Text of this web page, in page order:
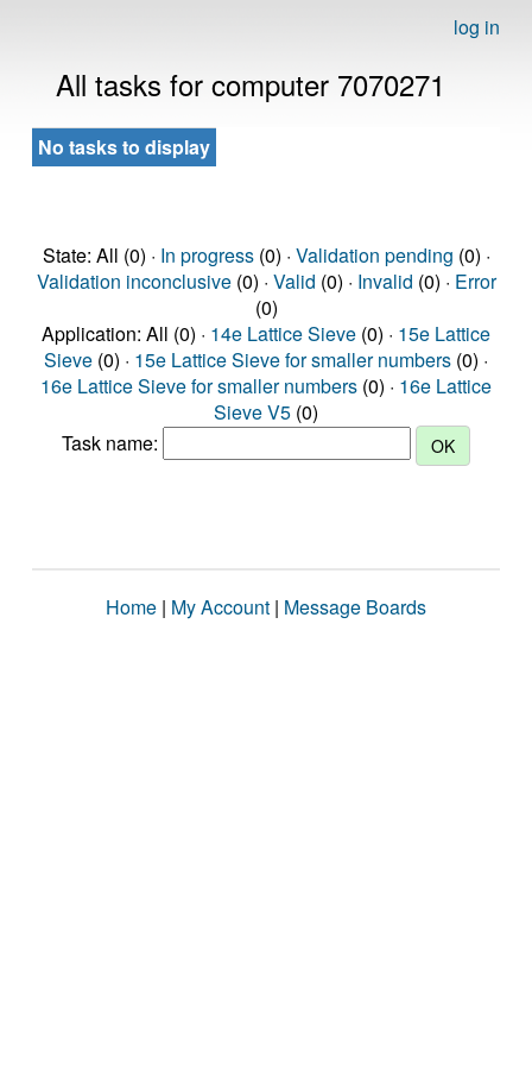
log in
All tasks for computer 7070271
No tasks to display
State: All (0) · In progress(0) · Validation pending (0) ·
Validation inconclusive(0) · Valid (0) · Invalid (0) · Error
(0)
Application: All (0) · 14e Lattice Sieve (0) · 15e Lattice
Sieve (0) · 15e Lattice Sieve for smaller numbers (0) ·
16e Lattice Sieve for smaller numbers (0) · 16e Lattice
Sieve V5 (0)
Task name:
Home | My Account | Message Boards